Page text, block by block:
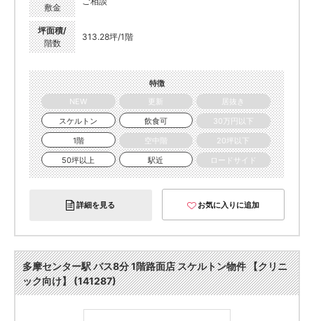
敷金
坪面積/
階数
313.28坪/1階
特徴
NEW
更新
居抜き
スケルトン
飲食可
30万円以下
1階
空中階
20坪以下
50坪以上
駅近 ロードサイド
詳細を見る お気に入りに追加
多摩センター駅 バス8分 1階路面店 スケルトン物件 【クリニ
ック向け】 (141287)